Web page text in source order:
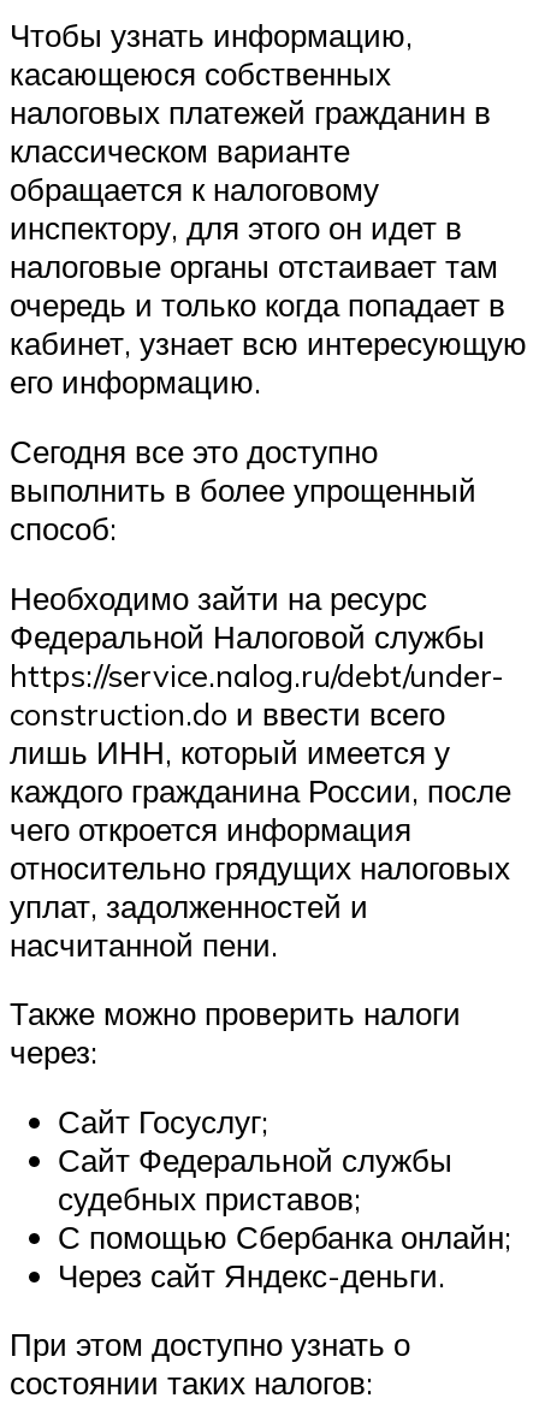
Чтобы узнать информацию,
касающеюся собственных
налоговых платежей гражданин в
классическом варианте
обращается к налоговому
инспектору, для этого он идет в
налоговые органы отстаивает там
очередь и только когда попадает в
кабинет, узнает всю интересующую
его информацию.
Сегодня все это доступно
выполнить в более упрощенный
способ:
Необходимо зайти на ресурс
Федеральной Налоговой службы
https://service.nalog.ru/debt/under-
construction.do и ввести всего
лишь ИНН, который имеется у
каждого гражданина России, после
чего откроется информация
относительно грядущих налоговых
уплат, задолженностей и
насчитанной пени.
Также можно проверить налоги
через:
Сайт Госуслуг;
Сайт Федеральной службы
судебных приставов;
С помощью Сбербанка онлайн;
Через сайт Яндекс-деньги.
При этом доступно узнать о
состоянии таких налогов: